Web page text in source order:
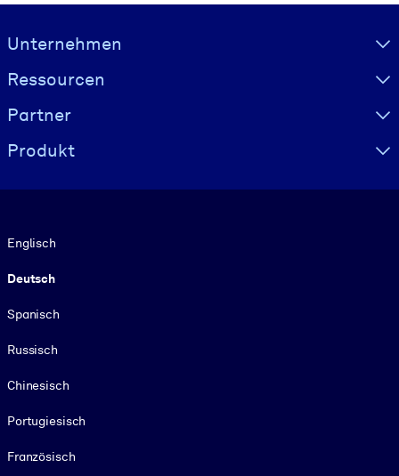
Visually hidden Text
Unternehmen
Ressourcen
Partner
Produkt
Englisch
Deutsch
Spanisch
Russisch
Chinesisch
Portugiesisch
Französisch